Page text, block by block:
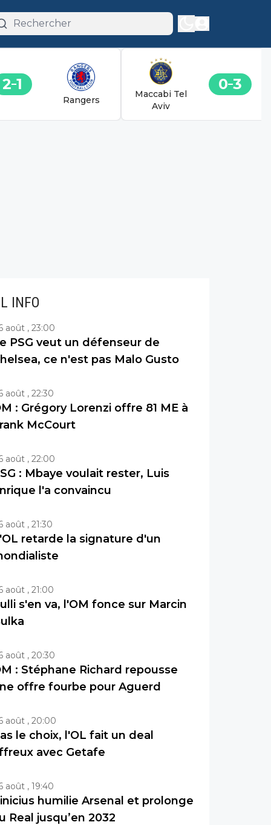
2 1
Rangers
Maccabi Tel
Aviv
0 3
INFO
août , 23:00
PSG veut un défenseur de
ce n'est pas Malo Gusto
août , 22:30
: Grégory Lorenzi offre 81 ME à
McCourt
août , 22:00
: Mbaye voulait rester, Luis
l'a convaincu
août , 21:30
retarde la signature d'un
août , 21:00
s'en va, l'OM fonce sur Marcin
août , 20:30
: Stéphane Richard repousse
offre fourbe pour Aguerd
août , 20:00
le choix, l'OL fait un deal
avec Getafe
août , 19:40
humilie Arsenal et prolonge
Real jusqu’en 2032